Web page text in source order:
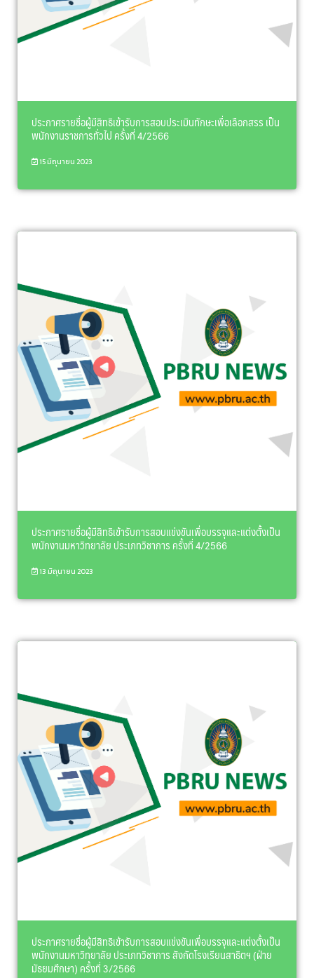
ประกาศรายชื่อผู้มีสิทธิเข้ารับการสอบประเมินทักษะเพื่อเลือกสรร เป็น
พนักงานราชการทั่วไป ครั้งที่ 4/2566
15 มิถุนายน 2023
ประกาศรายชื่อผู้มีสิทธิเข้ารับการสอบแข่งขันเพื่อบรรจุและแต่งตั้งเป็น
พนักงานมหาวิทยาลัย ประเภทวิชาการ ครั้งที่ 4/2566
13 มิถุนายน 2023
ประกาศรายชื่อผู้มีสิทธิเข้ารับการสอบแข่งขันเพื่อบรรจุและแต่งตั้งเป็น
พนักงานมหาวิทยาลัย ประเภทวิชาการ สังกัดโรงเรียนสาธิตฯ (ฝ่าย
มัธยมศึกษา) ครั้งที่ 3/2566